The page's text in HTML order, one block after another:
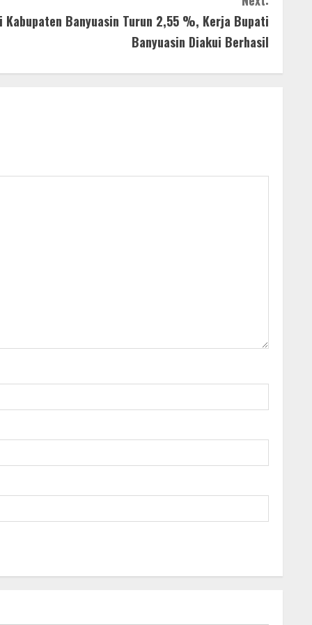
Kabupaten Banyuasin Turun 2,55 %, Kerja Bupati
Banyuasin Diakui Berhasil